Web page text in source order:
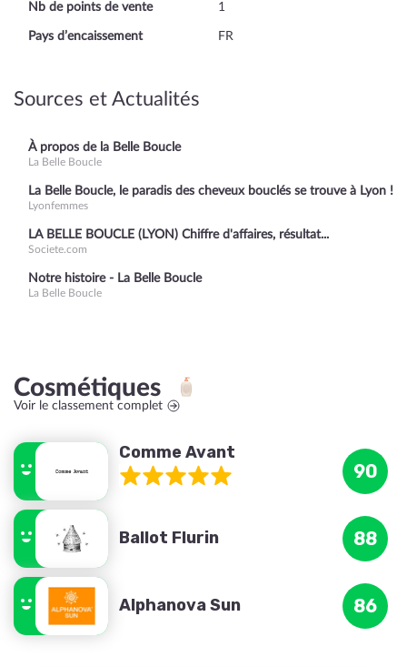
Nb de points de vente 1
Pays d’encaissement FR
Sources et Actualités
À propos de la Belle Boucle
La Belle Boucle
La Belle Boucle, le paradis des cheveux bouclés se trouve à Lyon !
Lyonfemmes
LA BELLE BOUCLE (LYON) Chiffre d'affaires, résultat...
Societe.com
Notre histoire - La Belle Boucle
La Belle Boucle
Cosmétiques
Voir le classement complet
Comme Avant
90
Ballot Flurin 88
Alphanova Sun 86